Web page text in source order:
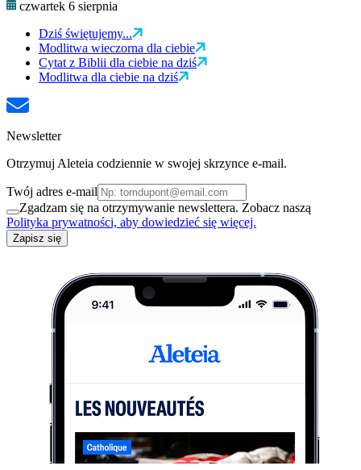
czwartek 6 sierpnia
Dziś świętujemy...
Modlitwa wieczorna dla ciebie
Cytat z Biblii dla ciebie na dziś
Modlitwa dla ciebie na dziś
Newsletter
Otrzymuj Aleteia codziennie w swojej skrzynce e-mail.
Twój adres e-mail
Zgadzam się na otrzymywanie newslettera. Zobacz naszą
Polityka prywatności, aby dowiedzieć się więcej.
Zapisz się